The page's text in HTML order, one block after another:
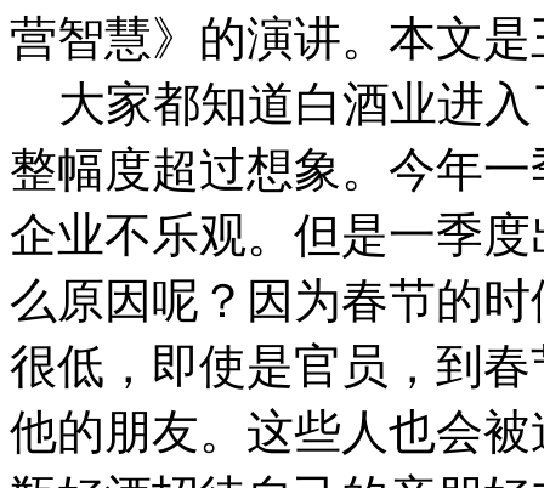
营智慧》的演讲。本文
大家都知道白酒业进入
整幅度超过想象。今年
企业不乐观。但是一季
么原因呢？因为春节的
很低，即使是官员，到
他的朋友。这些人也会